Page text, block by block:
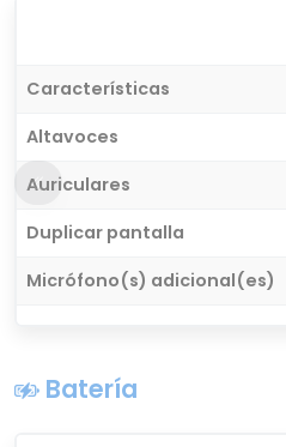
Características
Altavoces
Auriculares
Duplicar pantalla
Micrófono(s) adicional(es)
Batería